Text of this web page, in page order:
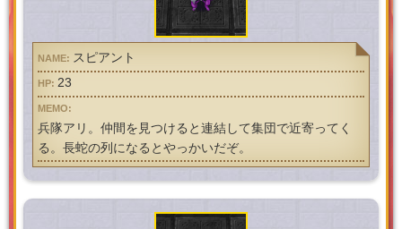
スピアント
23
兵隊アリ。仲間を見つけると連結して集団で近寄ってく
る。長蛇の列になるとやっかいだぞ。